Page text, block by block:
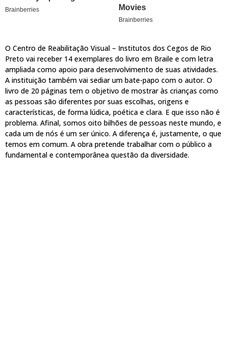
O Centro de Reabilitação Visual – Institutos dos Cegos de Rio
Preto vai receber 14 exemplares do livro em Braile e com letra
ampliada como apoio para desenvolvimento de suas atividades.
A instituição também vai sediar um bate-papo com o autor. O
livro de 20 páginas tem o objetivo de mostrar às crianças como
as pessoas são diferentes por suas escolhas, origens e
características, de forma lúdica, poética e clara. E que isso não é
problema. Afinal, somos oito bilhões de pessoas neste mundo, e
cada um de nós é um ser único. A diferença é, justamente, o que
temos em comum. A obra pretende trabalhar com o público a
fundamental e contemporânea questão da diversidade.